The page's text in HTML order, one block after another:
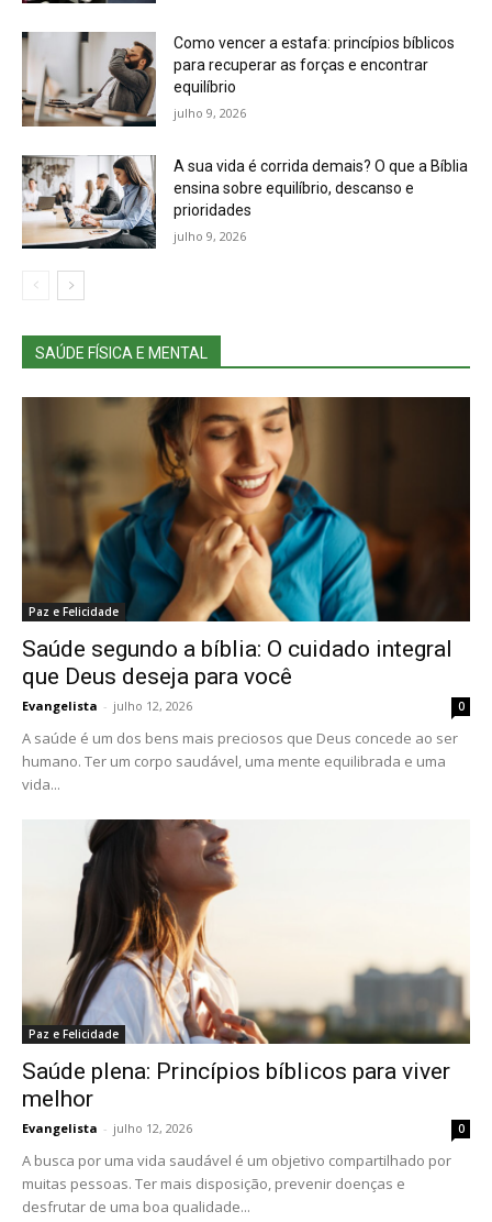
Como vencer a estafa: princípios bíblicos
para recuperar as forças e encontrar
equilíbrio
julho 9, 2026
A sua vida é corrida demais? O que a Bíblia
ensina sobre equilíbrio, descanso e
prioridades
julho 9, 2026
SAÚDE FÍSICA E MENTAL
Paz e Felicidade
Saúde segundo a bíblia: O cuidado integral
que Deus deseja para você
Evangelista - julho 12, 2026 0
A saúde é um dos bens mais preciosos que Deus concede ao ser
humano. Ter um corpo saudável, uma mente equilibrada e uma
vida...
Paz e Felicidade
Saúde plena: Princípios bíblicos para viver
melhor
Evangelista - julho 12, 2026 0
A busca por uma vida saudável é um objetivo compartilhado por
muitas pessoas. Ter mais disposição, prevenir doenças e
desfrutar de uma boa qualidade...